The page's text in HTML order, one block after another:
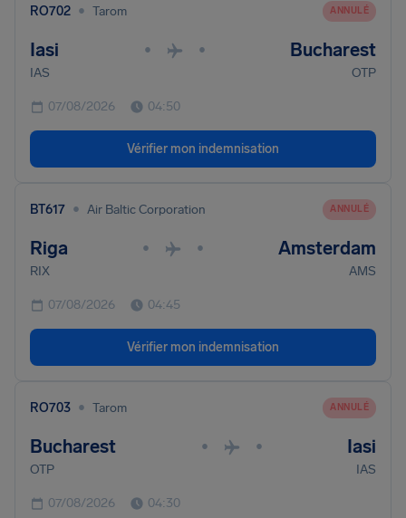
RO702 • Tarom ANNULÉ
Iasi • • Bucharest
IAS OTP
07/08/2026 04:50
Vérifier mon indemnisation
BT617 • Air Baltic Corporation ANNULÉ
Riga • • Amsterdam
RIX AMS
07/08/2026 04:45
Vérifier mon indemnisation
RO703 • Tarom ANNULÉ
Bucharest • • Iasi
OTP IAS
07/08/2026 04:30